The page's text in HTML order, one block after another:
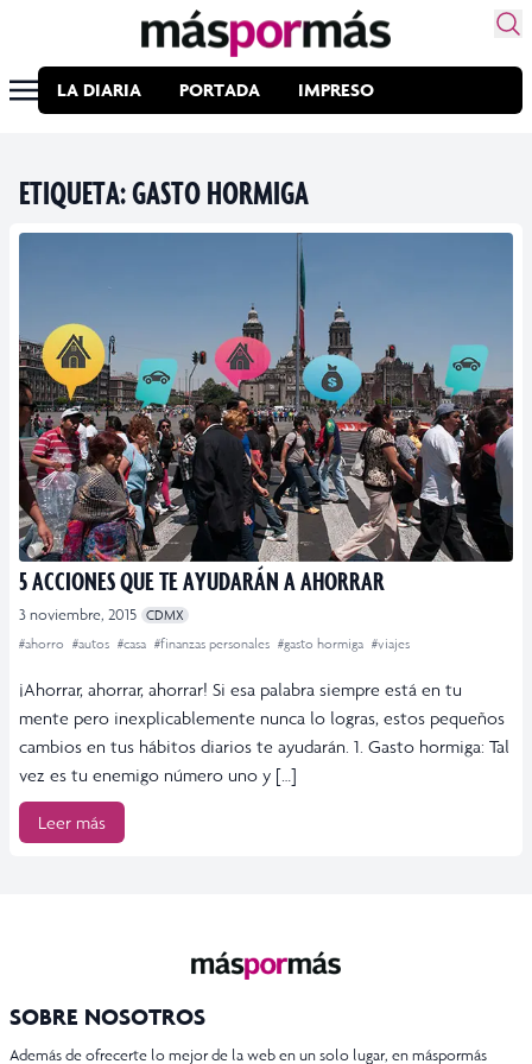
LA DIARIA PORTADA IMPRESO
ETIQUETA:GASTO HORMIGA
5 ACCIONES QUE TE AYUDARÁN A AHORRAR
3 noviembre, 2015 CDMX
#ahorro #autos #casa #finanzas personales #gasto hormiga #viajes
¡Ahorrar, ahorrar, ahorrar! Si esa palabra siempre está en tu
mente pero inexplicablemente nunca lo logras, estos pequeños
cambios en tus hábitos diarios te ayudarán. 1. Gasto hormiga: Tal
vez es tu enemigo número uno y […]
Leer más
SOBRE NOSOTROS
Además de ofrecerte lo mejor de la web en un solo lugar, en máspormás